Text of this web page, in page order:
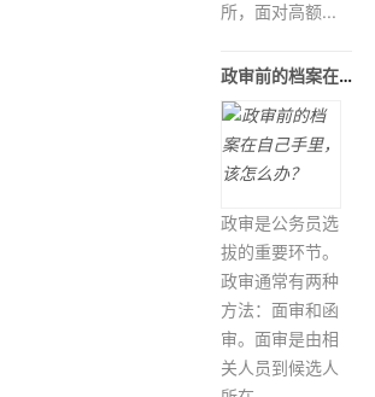
所，面对高额...
政审前的档案在自己手里，该怎么办？
政审是公务员选
拔的重要环节。
政审通常有两种
方法：面审和函
审。面审是由相
关人员到候选人